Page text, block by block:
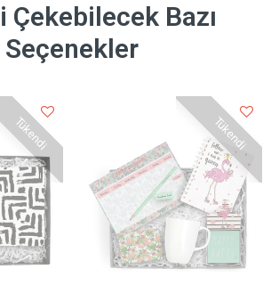
Çekebilecek Bazı
Seçenekler
Tükendi Tükendi